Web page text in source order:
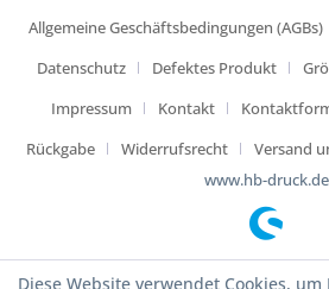
Allgemeine Geschäftsbedingungen (AGBs)
Datenschutz
Defektes Produkt
Impressum
Kontakt
Rückgabe
Widerrufsrecht
Versand
www.hb-druck.de
Diese Website verwendet Cookies,